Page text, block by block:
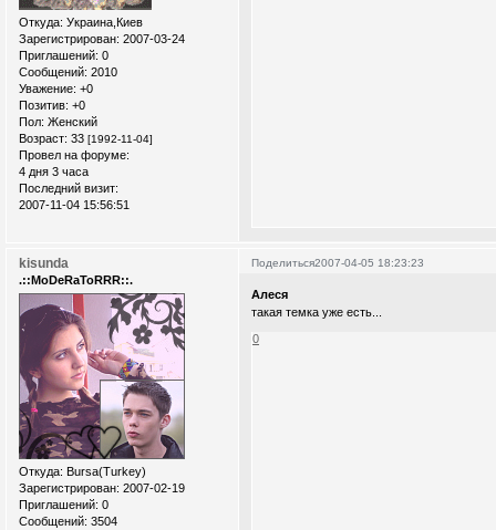
Откуда: Украина,Киев
Зарегистрирован: 2007-03-24
Приглашений: 0
Сообщений: 2010
Уважение: +0
Позитив: +0
Пол: Женский
Возраст: 33 [1992-11-04]
Провел на форуме:
4 дня 3 часа
Последний визит:
2007-11-04 15:56:51
Поделиться2007-04-05 18:23:23
kisunda
.::MoDeRaToRRR::.
Откуда: Bursa(Turkey)
Зарегистрирован: 2007-02-19
Приглашений: 0
Сообщений: 3504
Алеся
такая темка уже есть...
0